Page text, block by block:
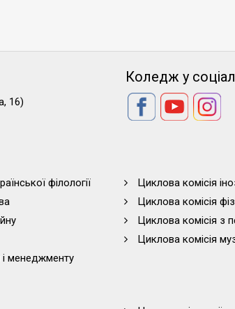
16)
Коледж у
філології
Циклова комісія
Циклова комісія
Циклова комісія з
Циклова комісія
і менеджменту